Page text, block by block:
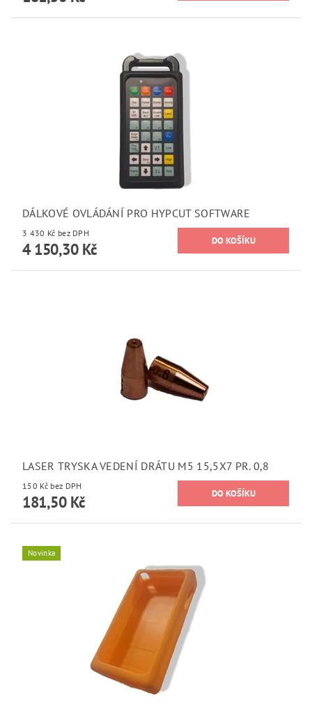
DÁLKOVÉ OVLÁDÁNÍ PRO HYPCUT SOFTWARE
3 430 Kč bez DPH
4 150,30 Kč
LASER TRYSKA VEDENÍ DRÁTU M5 15,5X7 PR. 0,8
150 Kč bez DPH
181,50 Kč
Novinka